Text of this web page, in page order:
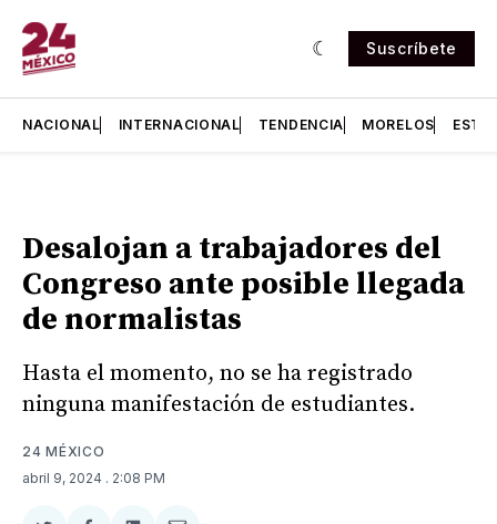
Suscríbete
NACIONAL INTERNACIONAL TENDENCIA MORELOS
Desalojan a trabajadores del
Congreso ante posible llegada
de normalistas
Hasta el momento, no se ha registrado
ninguna manifestación de estudiantes.
24 MÉXICO
abril 9, 2024 . 2:08 PM